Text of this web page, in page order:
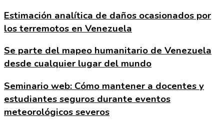
Estimación analítica de daños ocasionados por
los terremotos en Venezuela
Se parte del mapeo humanitario de Venezuela
desde cualquier lugar del mundo
Seminario web: Cómo mantener a docentes y
estudiantes seguros durante eventos
meteorológicos severos